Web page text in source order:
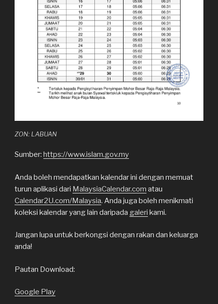
ZON: LABUAN
Sumber: https://www.islam.gov.my
Anda boleh mendapatkan kalendar ini dengan memuat
turun aplikasi dari MalaysiaCalendar.com atau
Calendar2U.com/Malaysia. Anda juga boleh menikmati
koleksi kalendar yang lain daripada galeri kami.
Jangan lupa untuk berkongsi dengan rakan dan keluarga
anda!
Pautan Download:
Google Play